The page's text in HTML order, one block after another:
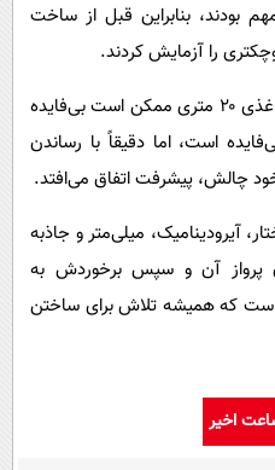
بودند، بنابراین قبل از ساخت
را آزمایش کردند.
جاکیدال می‌گوید: یک هواپیمای کاغذی ۲۰ متری ممکن است بی‌فایده
است، اما دقیقاً با رساندن
چالش، پیشرفت اتفاق می‌افتد.
آیرودینامیک، میلی‌متر و جاذبه
آن و سپس برخوردش به
است که همیشه تلاش برای ساختن
اخیر